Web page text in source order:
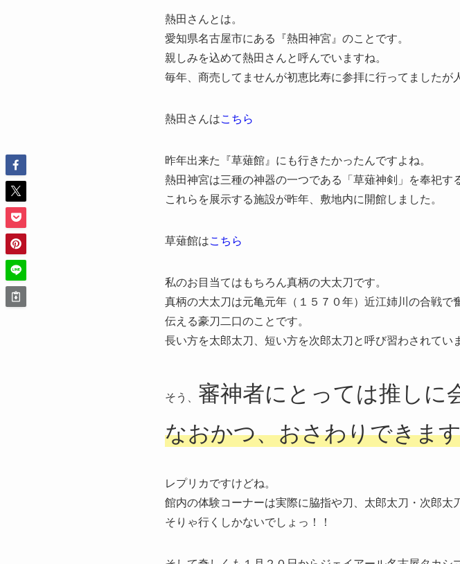
熱田さんとは。
愛知県名古屋市にある『熱田神宮』のことです。
親しみを込めて熱田さんと呼んでいますね。
毎年、商売してませんが初恵比寿に参拝に行ってましたが
熱田さんはこちら
昨年出来た『草薙館』にも行きたかったんですよね。
熱田神宮は三種の神器の一つである「草薙神剣」を奉祀す
これらを展示する施設が昨年、敷地内に開館しました。
草薙館はこちら
私のお目当てはもちろん真柄の大太刀です。
真柄の大太刀は元亀元年（１５７０年）近江姉川の合戦
伝える豪刀二口のことです。
長い方を太郎太刀、短い方を次郎太刀と呼び習わされてい
そう、 審神者にとっては推しに
なおかつ、おさわりできま
レプリカですけどね。
館内の体験コーナーは実際に脇指や刀、太郎太刀・次郎太
そりゃ行くしかないでしょっ！！